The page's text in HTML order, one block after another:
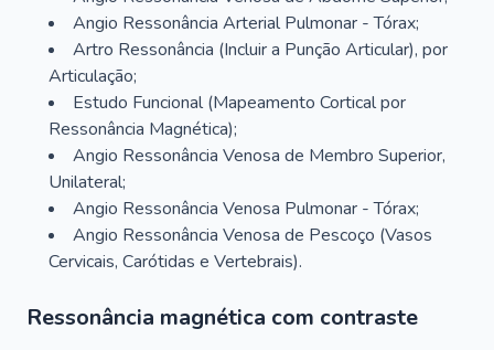
Angio Ressonância Arterial Pulmonar - Tórax;
Artro Ressonância (Incluir a Punção Articular), por
Articulação;
Estudo Funcional (Mapeamento Cortical por
Ressonância Magnética);
Angio Ressonância Venosa de Membro Superior,
Unilateral;
Angio Ressonância Venosa Pulmonar - Tórax;
Angio Ressonância Venosa de Pescoço (Vasos
Cervicais, Carótidas e Vertebrais).
Ressonância magnética com contraste